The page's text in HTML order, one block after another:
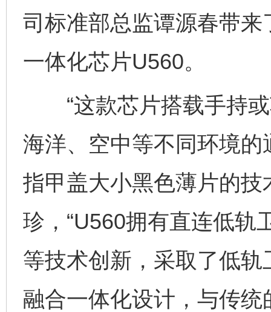
司标准部总监谭源春带
一体化芯片U560。
“这款芯片搭载手持或
海洋、空中等不同环境的
指甲盖大小黑色薄片的
珍，“U560拥有直连低轨
等技术创新，采取了低
融合一体化设计，与传